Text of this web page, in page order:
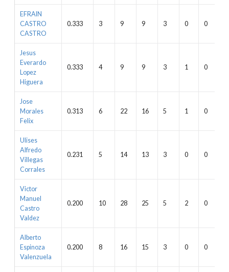
EFRAIN
CASTRO
CASTRO
0.333 3 9 9 3 0 0
Jesus
Everardo
Lopez
Higuera
0.333 4 9 9 3 1 0
Jose
Morales
Felix
0.313 6 22 16 5 1 0
Ulises
Alfredo
Villegas
Corrales
0.231 5 14 13 3 0 0
Victor
Manuel
Castro
Valdez
0.200 10 28 25 5 2 0
Alberto
Espinoza
Valenzuela
0.200 8 16 15 3 0 0